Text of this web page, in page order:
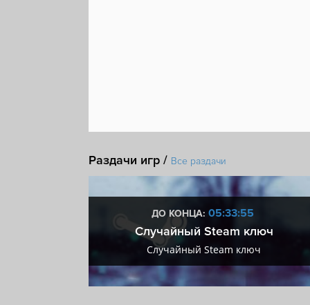
Раздачи игр / Все раздачи
ДО КОНЦА: 05:33:55
Случайный Steam ключ
Случайный Steam ключ